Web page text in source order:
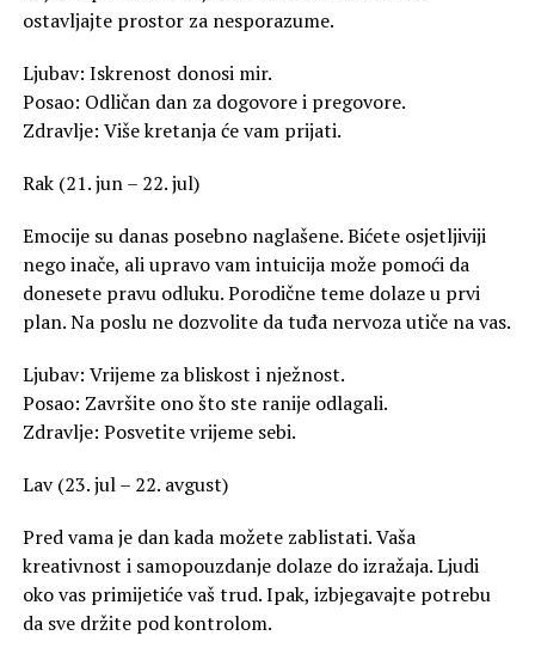
ostavljajte prostor za nesporazume.
Ljubav: Iskrenost donosi mir.
Posao: Odličan dan za dogovore i pregovore.
Zdravlje: Više kretanja će vam prijati.
Rak (21. jun – 22. jul)
Emocije su danas posebno naglašene. Bićete osjetljiviji
nego inače, ali upravo vam intuicija može pomoći da
donesete pravu odluku. Porodične teme dolaze u prvi
plan. Na poslu ne dozvolite da tuđa nervoza utiče na vas.
Ljubav: Vrijeme za bliskost i nježnost.
Posao: Završite ono što ste ranije odlagali.
Zdravlje: Posvetite vrijeme sebi.
Lav (23. jul – 22. avgust)
Pred vama je dan kada možete zablistati. Vaša
kreativnost i samopouzdanje dolaze do izražaja. Ljudi
oko vas primijetiće vaš trud. Ipak, izbjegavajte potrebu
da sve držite pod kontrolom.